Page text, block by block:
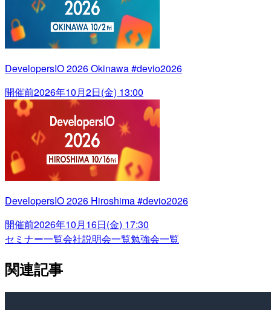
DevelopersIO 2026 Okinawa #devio2026
開催前2026年10月2日(金) 13:00
DevelopersIO 2026 Hiroshima #devio2026
開催前2026年10月16日(金) 17:30
セミナー一覧会社説明会一覧勉強会一覧
関連記事